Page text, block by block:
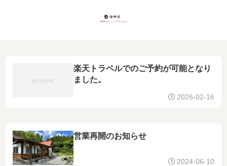
楽天トラベルでのご予約が可能となり
ました。
2026-02-16
営業再開のお知らせ
2024-06-10